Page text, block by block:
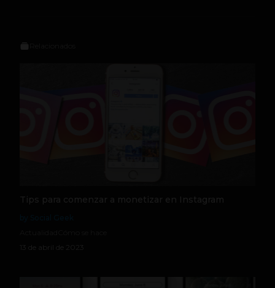
Tips para comenzar a monetizar en Instagram
13 de abril de 2023